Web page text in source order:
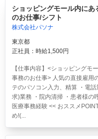
ショッピングモール内に
のお仕事/シフト
株式会社パソナ
東京都
正社員：時給1,500円
【仕事内容】<ショッピングモ
事務のお仕事> 人気の直接雇用
テのパソコン入力、精算 ・電
求)業務 ・院内清掃 ・患者様の
医療事務経験 << おススメ
め!(...